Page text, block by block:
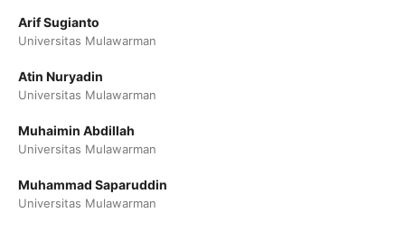
Arif Sugianto
Universitas Mulawarman
Atin Nuryadin
Universitas Mulawarman
Muhaimin Abdillah
Universitas Mulawarman
Muhammad Saparuddin
Universitas Mulawarman